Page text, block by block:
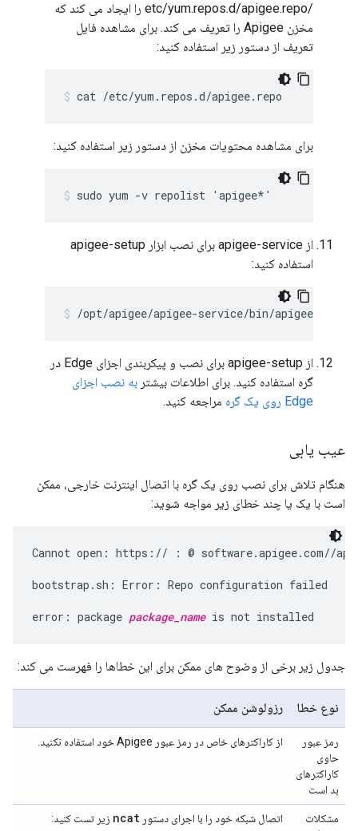
/etc/yum.repos.d/apigee.repo را ایجاد می کند که
مخزن Apigee را تعریف می کند. برای مشاهده فایل
تعریف از دستور زیر استفاده کنید:
cat /etc/yum.repos.d/apigee.repo
برای مشاهده محتویات مخزن از دستور زیر استفاده کنید:
sudo yum -v repolist 'apigee*'
از apigee-service برای نصب ابزار apigee-setup
استفاده کنید:
/opt/apigee/apigee-service/bin/apigee-
از apigee-setup برای نصب و پیکربندی اجزای Edge در
گره استفاده کنید. برای اطلاعات بیشتر به نصب اجزای
Edge روی یک گره
مراجعه کنید.
عیب یابی
هنگام تلاش برای نصب روی یک گره با اتصال اینترنت خارجی، ممکن
است با یک یا چند خطای زیر مواجه شوید:
Cannot open: https:// : @ software.apigee.com//
bootstrap.sh: Error: Repo configuration failed
error: package package_name is not installed
جدول زیر برخی از وضوح های ممکن برای این خطاها را فهرست می کند:
نوع خطا رزولوشن ممکن
رمز عبور
حاوی
کاراکترهای
بد است
از کاراکترهای خاص در رمز عبور Apigee خود استفاده نکنید.
مشکلات
اتصال شبکه خود را با اجرای دستور ncat زیر تست کنید: